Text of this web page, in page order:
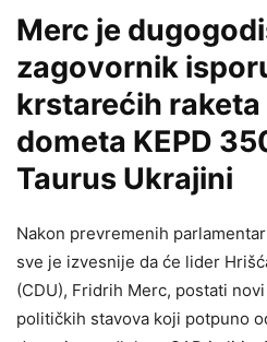
Merc je
zagovornik
krstarećih
dometa KEPD
Taurus Ukrajini
Nakon prevremenih
sve je izvesnije da će lider
(CDU), Fridrih Merc, postati
političkih stavova koji potpuno